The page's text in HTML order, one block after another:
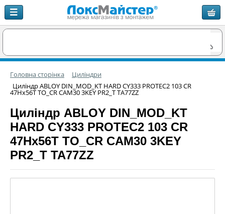
Головна сторінка
Циліндри
Циліндр ABLOY DIN_MOD_KT HARD CY333 PROTEC2 103 CR
47Hx56T TO_CR CAM30 3KEY PR2_T TA77ZZ
Циліндр ABLOY DIN_MOD_KT
HARD CY333 PROTEC2 103 CR
47Hx56T TO_CR CAM30 3KEY
PR2_T TA77ZZ